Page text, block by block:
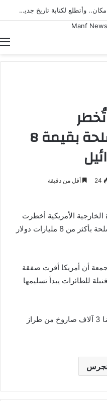
محمد صلاح: حققت النجاح في كل مكان.. وأتطلع لكتابة تاريخ جديد مع طرابزون سبور
الكونجرس ببيع أسلحة بقيمة 8
24 أقل من دقيقة
الأمريكية أخطرت
الكونجرس بعزمها المضى فى بيع أسلحة بأكثر من 8 مليارات دولار
أن أمريكا أقرت صفقة
تشمل نحو 18 ألف قنبلة للطائرات يبدأ تسليمها
أضاف الموقع أن الصفقة تتضمن أيضا 3 آلاف صاروخ من طراز